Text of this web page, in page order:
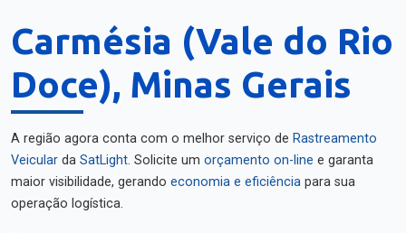
Carmésia (Vale do Rio
Doce), Minas Gerais
A região agora conta com o melhor serviço de Rastreamento
Veicular da SatLight. Solicite um orçamento on-line e garanta
maior visibilidade, gerando economia e eficiência para sua
operação logística.